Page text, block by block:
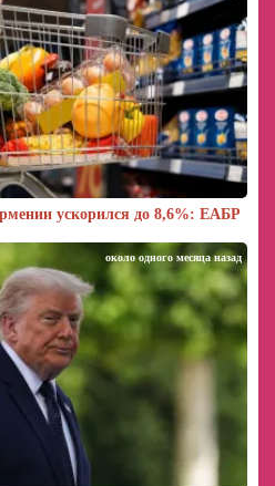
ускорился до 8,6%: ЕАБР
около одного месяца назад